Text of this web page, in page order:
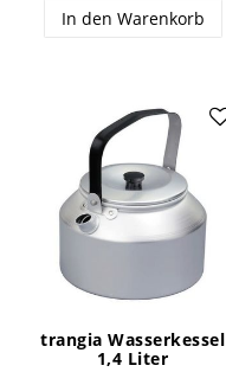
In den Warenkorb
trangia Wasserkessel
1,4 Liter